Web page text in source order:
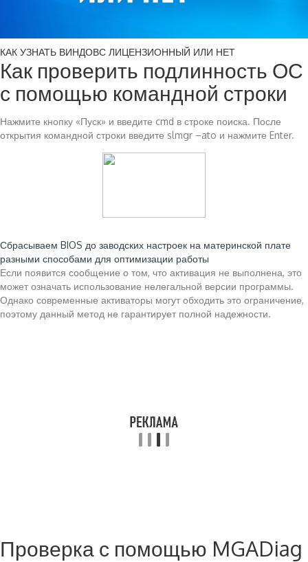
КАК УЗНАТЬ ВИНДОВС ЛИЦЕНЗИОННЫЙ ИЛИ НЕТ
Как проверить подлинность ОС
с помощью командной строки
Нажмите кнопку «Пуск» и введите cmd в строке поиска. После
открытия командной строки введите slmgr –ato и нажмите Enter.
Сбрасываем BIOS до заводских настроек на материнской плате
разными способами для оптимизации работы
Если появится сообщение о том, что активация не выполнена, это
может означать использование нелегальной версии программы.
Однако современные активаторы могут обходить это ограничение,
поэтому данный метод не гарантирует полной надежности.
Проверка с помощью MGADiag